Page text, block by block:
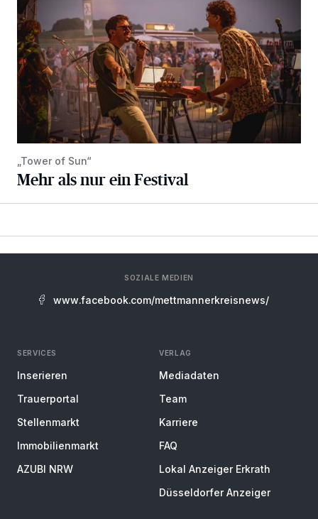
„Tower of Sun“
Mehr als nur ein Festival
SOZIALE MEDIEN
www.facebook.com/mettmannerkreisnews/
SERVICES
Inserieren
Trauerportal
Stellenmarkt
Immobilienmarkt
AZUBI NRW
VERLAG
Mediadaten
Team
Karriere
FAQ
Lokal Anzeiger Erkrath
Düsseldorfer Anzeiger